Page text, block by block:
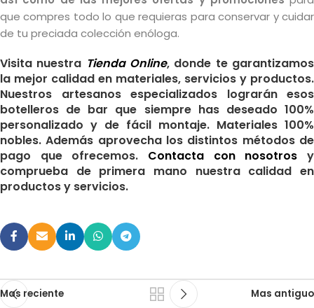
que compres todo lo que requieras para conservar y cuidar
de tu preciada colección enóloga.
Visita nuestra Tienda Online, donde te garantizamos
la mejor calidad en materiales, servicios y productos.
Nuestros artesanos especializados lograrán esos
botelleros de bar que siempre has deseado 100%
personalizado y de fácil montaje. Materiales 100%
nobles. Además aprovecha los distintos métodos de
pago que ofrecemos. Contacta con nosotros y
comprueba de primera mano nuestra calidad en
productos y servicios.
Mas reciente Mas antiguo